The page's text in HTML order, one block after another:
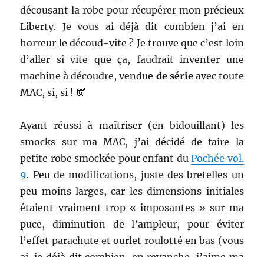
décousant la robe pour récupérer mon précieux
Liberty. Je vous ai déjà dit combien j’ai en
horreur le découd-vite ? Je trouve que c’est loin
d’aller si vite que ça, faudrait inventer une
machine à découdre, vendue de sérieavec toute
MAC, si, si ! 👿
Ayant réussi à maîtriser (en bidouillant) les
smocks sur ma MAC, j’ai décidé de faire la
petite robe smockée pour enfant duPochée vol.
9. Peu de modifications, juste des bretelles un
peu moins larges, car les dimensions initiales
étaient vraiment trop « imposantes » sur ma
puce, diminution de l’ampleur, pour éviter
l’effet parachute et ourlet roulotté en bas (vous